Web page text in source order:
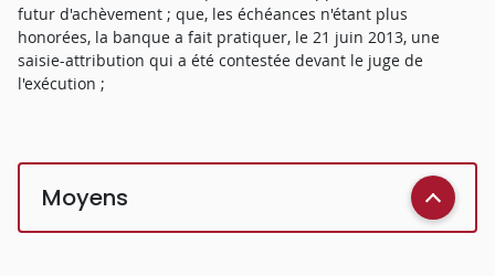
futur d'achèvement ; que, les échéances n'étant plus
honorées, la banque a fait pratiquer, le 21 juin 2013, une
saisie-attribution qui a été contestée devant le juge de
l'exécution ;
Moyens